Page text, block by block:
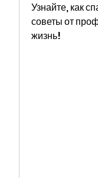
Узнайте, как
советы от
жизнь!